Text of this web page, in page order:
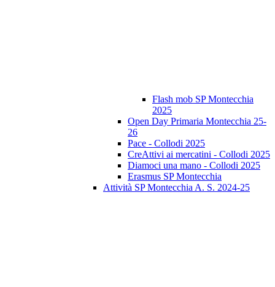
Flash mob SP Montecchia
2025
Open Day Primaria Montecchia 25-
26
Pace - Collodi 2025
CreAttivi ai mercatini - Collodi 2025
Diamoci una mano - Collodi 2025
Erasmus SP Montecchia
Attività SP Montecchia A. S. 2024-25